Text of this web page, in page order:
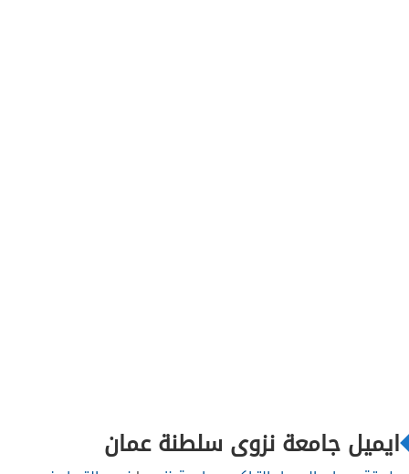
ايميل جامعة نزوى سلطنة عمان